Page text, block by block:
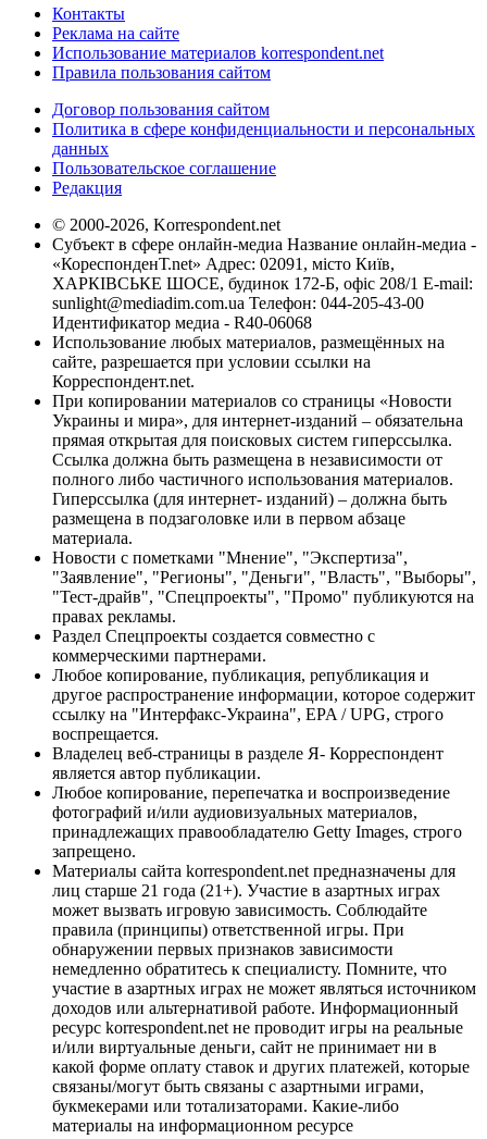
Контакты
Реклама на сайте
Использование материалов korrespondent.net
Правила пользования сайтом
Договор пользования сайтом
Политика в сфере конфиденциальности и персональных
данных
Пользовательское соглашение
Редакция
© 2000-2026, Korrespondent.net
Субъект в сфере онлайн-медиа Название онлайн-медиа -
«КореспонденТ.net» Адрес: 02091, місто Київ,
ХАРКІВСЬКЕ ШОСЕ, будинок 172-Б, офіс 208/1 E-mail:
sunlight@mediadim.com.ua Телефон: 044-205-43-00
Идентификатор медиа - R40-06068
Использование любых материалов, размещённых на
сайте, разрешается при условии ссылки на
Корреспондент.net.
При копировании материалов со страницы «Новости
Украины и мира», для интернет-изданий – обязательна
прямая открытая для поисковых систем гиперссылка.
Ссылка должна быть размещена в независимости от
полного либо частичного использования материалов.
Гиперссылка (для интернет- изданий) – должна быть
размещена в подзаголовке или в первом абзаце
материала.
Новости с пометками "Мнение", "Экспертиза",
"Заявление", "Регионы", "Деньги", "Власть", "Выборы",
"Тест-драйв", "Спецпроекты", "Промо" публикуются на
правах рекламы.
Раздел Спецпроекты создается совместно с
коммерческими партнерами.
Любое копирование, публикация, републикация и
другое распространение информации, которое содержит
ссылку на "Интерфакс-Украина", EPA / UPG, строго
воспрещается.
Владелец веб-страницы в разделе Я- Корреспондент
является автор публикации.
Любое копирование, перепечатка и воспроизведение
фотографий и/или аудиовизуальных материалов,
принадлежащих правообладателю Getty Images, строго
запрещено.
Материалы сайта korrespondent.net предназначены для
лиц старше 21 года (21+). Участие в азартных играх
может вызвать игровую зависимость. Соблюдайте
правила (принципы) ответственной игры. При
обнаружении первых признаков зависимости
немедленно обратитесь к специалисту. Помните, что
участие в азартных играх не может являться источником
доходов или альтернативой работе. Информационный
ресурс korrespondent.net не проводит игры на реальные
и/или виртуальные деньги, сайт не принимает ни в
какой форме оплату ставок и других платежей, которые
связаны/могут быть связаны с азартными играми,
букмекерами или тотализаторами. Какие-либо
материалы на информационном ресурсе